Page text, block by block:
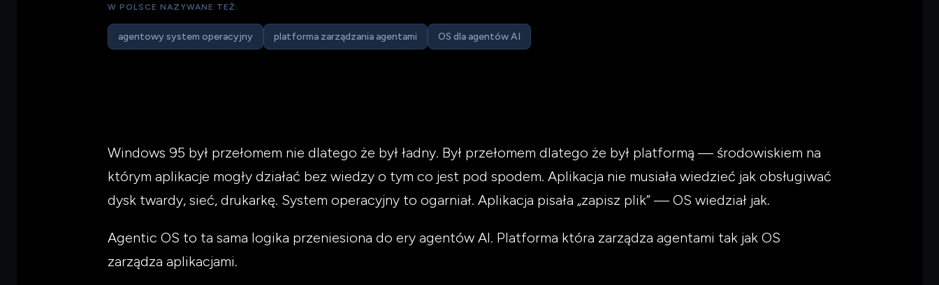
W POLSCE NAZYWANE TEŻ:
agentowy system operacyjny platforma zarządzania agentami OS dla agentów AI
Windows 95 był przełomem nie dlatego że był ładny. Był przełomem dlatego że był platformą — środowiskiem na
którym aplikacje mogły działać bez wiedzy o tym co jest pod spodem. Aplikacja nie musiała wiedzieć jak obsługiwać
dysk twardy, sieć, drukarkę. System operacyjny to ogarniał. Aplikacja pisała „zapisz plik” — OS wiedział jak.
Agentic OS to ta sama logika przeniesiona do ery agentów AI. Platforma która zarządza agentami tak jak OS
zarządza aplikacjami.